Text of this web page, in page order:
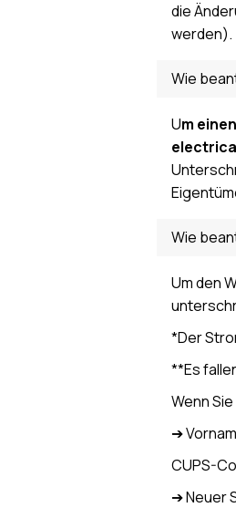
die
werden).
Wie
Um
Wie
Um den
*Der
**Es
Wenn
➔
CUPS-
➔ Neuer